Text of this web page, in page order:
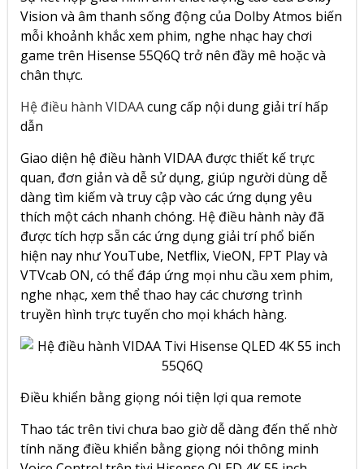
Vision và âm thanh sống động của Dolby Atmos biến
mỗi khoảnh khắc xem phim, nghe nhạc hay chơi
game trên Hisense 55Q6Q trở nên đầy mê hoặc và
chân thực.
Hệ điều hành VIDAAcung cấp nội dung giải trí hấp
dẫn
Giao diện hệ điều hành VIDAA được thiết kế trực
quan, đơn giản và dễ sử dụng, giúp người dùng dễ
dàng tìm kiếm và truy cập vào các ứng dụng yêu
thích một cách nhanh chóng. Hệ điều hành này đã
được tích hợp sẵn các ứng dụng giải trí phổ biến
hiện nay như YouTube, Netflix, VieON, FPT Play và
VTVcab ON, có thể đáp ứng mọi nhu cầu xem phim,
nghe nhạc, xem thể thao hay các chương trình
truyền hình trực tuyến cho mọi khách hàng.
Điều khiển bằng giọng nói tiện lợi qua remote
Thao tác trên tivi chưa bao giờ dễ dàng đến thế nhờ
tính năng điều khiển bằng giọng nói thông minh